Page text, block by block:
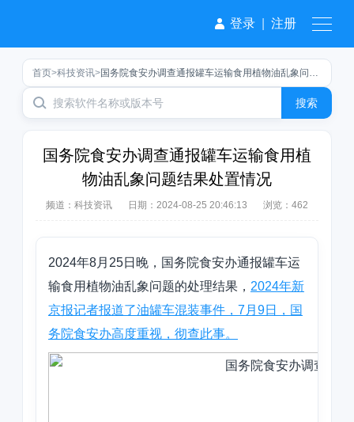
登录 注册
搜索
首页>科技资讯> 国务院食安办调查通报罐车运输食用植物油乱象问题结果处置情况
国务院食安办调查通报罐车运输食用植
物油乱象问题结果处置情况
频道： 科技资讯 日期： 2024-08-25 20:46:13 浏览：462
2024年8月25日晚，国务院食安办通报罐车运
输食用植物油乱象问题的处理结果， 2024年新
京报记者报道了油罐车混装事件，7月9日，国
务院食安办高度重视，彻查此事。